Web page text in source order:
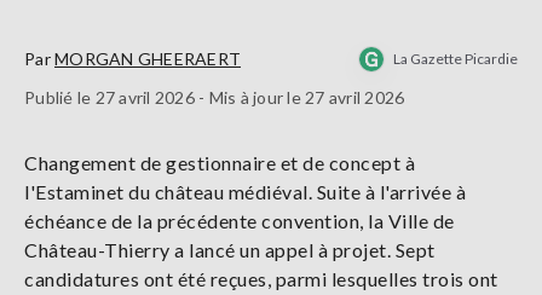
ParMORGAN GHEERAERT La Gazette Picardie
Publié le 27 avril 2026 - Mis à jour le 27 avril 2026
Changement de gestionnaire et de concept à
l'Estaminet du château médiéval. Suite à l'arrivée à
échéance de la précédente convention, la Ville de
Château-Thierry a lancé un appel à projet. Sept
candidatures ont été reçues, parmi lesquelles trois ont